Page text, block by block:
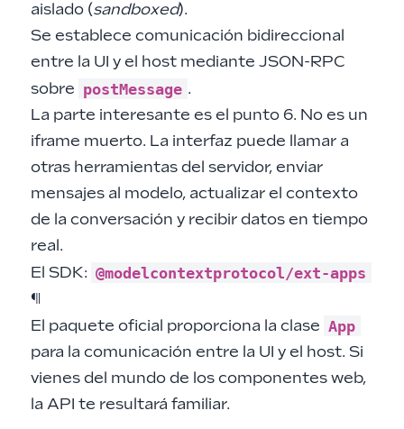
aislado (sandboxed).
Se establece comunicación bidireccional
entre la UI y el host mediante JSON-RPC
sobre postMessage .
La parte interesante es el punto 6. No es un
iframe muerto. La interfaz puede llamar a
otras herramientas del servidor, enviar
mensajes al modelo, actualizar el contexto
de la conversación y recibir datos en tiempo
real.
El SDK: @modelcontextprotocol/ext-apps
¶
El paquete oficial proporciona la clase App
para la comunicación entre la UI y el host. Si
vienes del mundo de los componentes web,
la API te resultará familiar.